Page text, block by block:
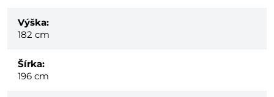
Výška:
182 cm
Šírka:
196 cm